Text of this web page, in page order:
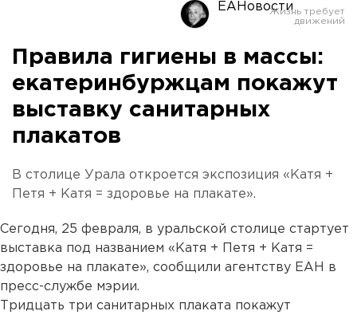
ЕАНовости
Правила гигиены в массы:
екатеринбуржцам покажут
выставку санитарных
плакатов
В столице Урала откроется экспозиция «Катя +
Петя + Катя = здоровье на плакате».
Сегодня, 25 февраля, в уральской столице стартует
выставка под названием «Катя + Петя + Катя =
здоровье на плакате», сообщили агентству ЕАН в
пресс-службе мэрии.
Тридцать три санитарных плаката покажут